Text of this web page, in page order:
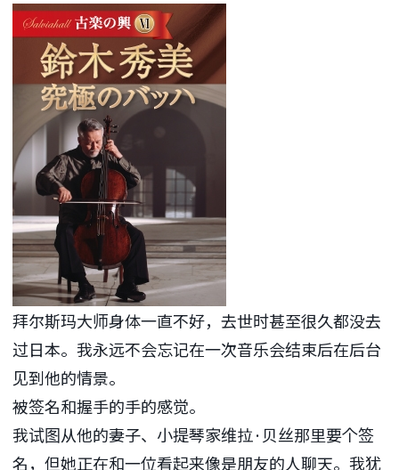
拜尔斯玛大师身体一直不好，去世时甚至很久都没去
过日本。我永远不会忘记在一次音乐会结束后在后台
见到他的情景。
被签名和握手的手的感觉。
我试图从他的妻子、小提琴家维拉·贝丝那里要个签
名，但她正在和一位看起来像是朋友的人聊天。我犹